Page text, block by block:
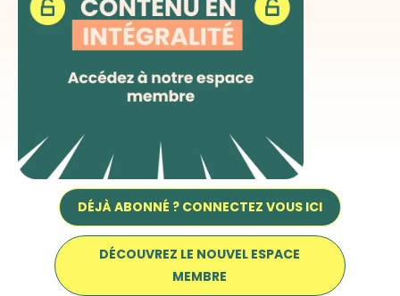
DÉJÀ ABONNÉ ? CONNECTEZ VOUS ICI
DÉCOUVREZ LE NOUVEL ESPACE
MEMBRE